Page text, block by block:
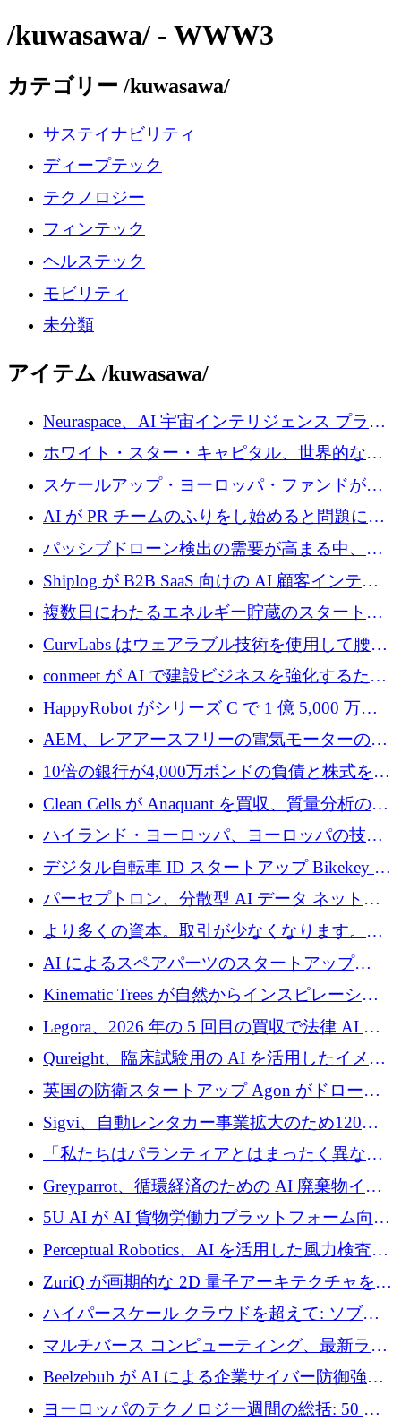
/kuwasawa/ - WWW3
カテゴリー /kuwasawa/
サステイナビリティ
ディープテック
テクノロジー
フィンテック
ヘルステック
モビリティ
未分類
アイテム /kuwasawa/
Neuraspace、AI 宇宙インテリジェンス プラッ
トフォームの拡大に 1,560 万ユーロを投資
ホワイト・スター・キャピタル、世界的なス
タートアップをシリーズAからBまで支援する
ために2億5,000万ドルのファンドIVを閉鎖
スケールアップ・ヨーロッパ・ファンドが初
の投資を行い、Iceeyeの10億ユーロのラウンド
を共同主導
AI が PR チームのふりをし始めると問題にな
ります
パッシブドローン検出の需要が高まる中、
Monava が資金調達ラウンドを終了
Shiplog が B2B SaaS 向けの AI 顧客インテリ
ジェンスを構築するために 100 万ドルを調達
複数日にわたるエネルギー貯蔵のスタートア
ップ、Ore Energy が新たな投資ラウンドで
4,300 万ドルを獲得
CurvLabs はウェアラブル技術を使用して腰痛
治療をどのように再考しているか
conmeet が AI で建設ビジネスを強化するため
に 600 万ユーロを調達
HappyRobot がシリーズ C で 1 億 5,000 万ド
ルを獲得し、企業運営向けにエージェント AI
AEM、レアアースフリーの電気モーターの革
新を加速するために1,600万ポンドを確保
10倍の銀行が4,000万ポンドの負債と株式を調
達
Clean Cells が Anaquant を買収、質量分析の専
門知識によるバイオ医薬品の品質管理を拡大
ハイランド・ヨーロッパ、ヨーロッパの技術
規模拡大を支援するために11億ユーロのファ
ンドVIを閉鎖
デジタル自転車 ID スタートアップ Bikekey が
TÖNNJES への投資を確保
パーセプトロン、分散型 AI データ ネットワ
ークの構築に 650 万ドルを調達
より多くの資本。取引が少なくなります。
2026 年上半期がヨーロッパのテクノロジーに
ついて語ること
AI によるスペアパーツのスタートアップ
Intropy が 1,100 万ドルを調達
Kinematic Trees が自然からインスピレーショ
ンを得たロボット ソフトウェアを拡張するた
めに 58 万 5,000 ポンドを調達
Legora、2026 年の 5 回目の買収で法律 AI ス
タートアップ Wexler を買収
Qureight、臨床試験用の AI を活用したイメー
ジング プラットフォームを拡張するためにシ
リーズ B で 2,000 万ドルを確保
英国の防衛スタートアップ Agon がドローン
攻撃に対抗する仮想戦場を構築、3,000 万ドル
を調達
Sigvi、自動レンタカー事業拡大のため120万
ユーロを調達
「私たちはパランティアとはまったく異なる
会社です」とフランス人の「控えめな」後任
者は言う
Greyparrot、循環経済のための AI 廃棄物イン
テリジェンスを拡張するためにシリーズ B で
2,700 万ドルを確保
5U AI が AI 貨物労働力プラットフォーム向け
に 320 万ドルのプレシードを獲得
Perceptual Robotics、AI を活用した風力検査の
規模拡大に向けて 400 万ポンド以上を確保
ZuriQ が画期的な 2D 量子アーキテクチャを拡
張するために 2,550 万ドルを調達
ハイパースケール クラウドを超えて: ソブリ
ン コンピューティングに対する DFINITY の
ビジョン
マルチバース コンピューティング、最新ラウ
ンドで最大 5 億 7,000 万ドルを目標
Beelzebub が AI による企業サイバー防御強化
のために 300 万ユーロを調達
ヨーロッパのテクノロジー週間の総括: 50 以